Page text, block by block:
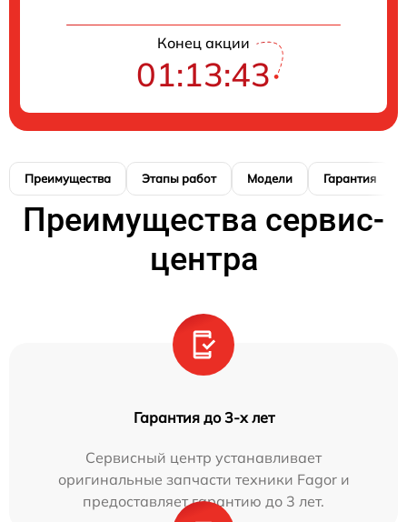
Конец акции
01:13:42
Преимущества Этапы работ Модели Гарантия
Преимущества сервис-
центра
Гарантия до 3-х лет
Сервисный центр устанавливает
оригинальные запчасти техники Fagor и
предоставляет гарантию до 3 лет.